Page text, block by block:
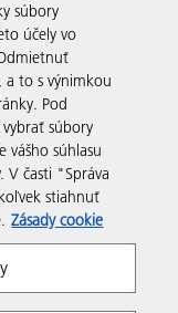
súbory
účely vo
a to s výnimkou
Pod
súbory
vášho súhlasu
V časti "Správa
stiahnuť
Zásady cookie